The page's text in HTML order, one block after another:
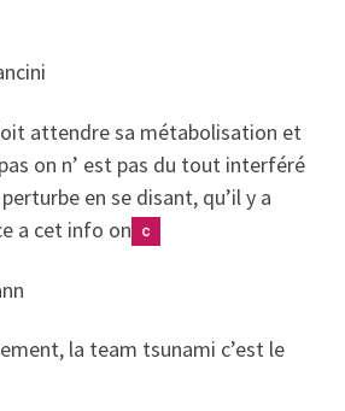
attendre sa métabolisation et
on n’ est pas du tout interféré
en se disant, qu’il y a
a cet info on
la team tsunami c’est le